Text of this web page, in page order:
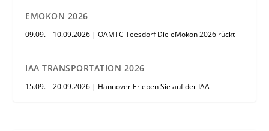
EMOKON 2026
09.09. – 10.09.2026 | ÖAMTC Teesdorf Die eMokon 2026 rückt
IAA TRANSPORTATION 2026
15.09. – 20.09.2026 | Hannover Erleben Sie auf der IAA